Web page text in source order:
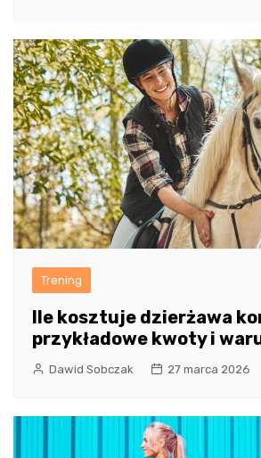
Trening
Ile kosztuje dzierżawa
przykładowe kwoty i
Dawid Sobczak 27 marca 2026